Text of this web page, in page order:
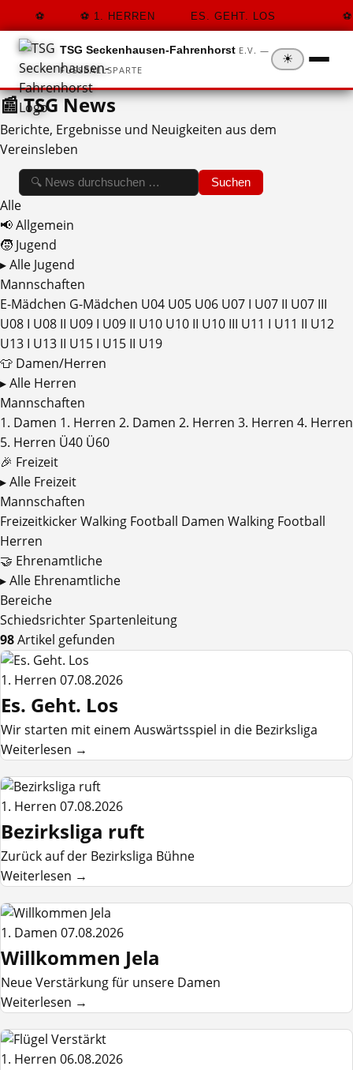
1. HERREN ES. GEHT. LOS
TSG Seckenhausen-Fahrenhorst E.V. —
FUSSBALLSPARTE
☀
📰 TSGNews
Berichte, Ergebnisse und Neuigkeiten aus dem
Vereinsleben
Suchen
Alle
📢 Allgemein
🧒 Jugend
▸ Alle Jugend
Mannschaften
E-Mädchen G-Mädchen U04 U05 U06 U07 I U07 II U07 III
U08 I U08 II U09 I U09 II U10 U10 II U10 III U11 I U11 II U12
U13 I U13 II U15 I U15 II U19
👕 Damen/Herren
▸ Alle Herren
Mannschaften
1. Damen 1. Herren 2. Damen 2. Herren 3. Herren 4. Herren
5. Herren Ü40 Ü60
🎉 Freizeit
▸ Alle Freizeit
Mannschaften
FreizeitkickerWalking Football Damen Walking Football
Herren
🤝 Ehrenamtliche
▸ Alle Ehrenamtliche
Bereiche
SchiedsrichterSpartenleitung
98Artikel gefunden
1. Herren 07.08.2026
Es. Geht. Los
Wir starten mit einem Auswärtsspiel in die Bezirksliga
Weiterlesen →
1. Herren 07.08.2026
Bezirksliga ruft
Zurück auf der Bezirksliga Bühne
Weiterlesen →
1. Damen 07.08.2026
Willkommen Jela
Neue Verstärkung für unsere Damen
Weiterlesen →
1. Herren 06.08.2026